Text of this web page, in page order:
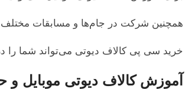
همچنین شرکت در جام‌ها و مسابقات مختلف
خرید سی پی کالاف دیوتی می‌تواند شما را
آموزش کالاف دیوتی موبایل